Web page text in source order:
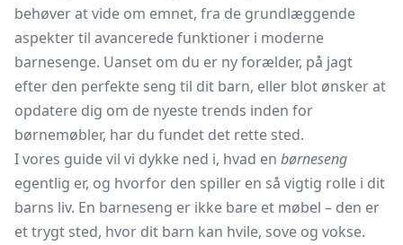
behøver at vide om emnet, fra de grundlæggende
aspekter til avancerede funktioner i moderne
barnesenge. Uanset om du er ny forælder, på jagt
efter den perfekte seng til dit barn, eller blot ønsker at
opdatere dig om de nyeste trends inden for
børnemøbler, har du fundet det rette sted.
I vores guide vil vi dykke ned i, hvad en børneseng
egentlig er, og hvorfor den spiller en så vigtig rolle i dit
barns liv. En barneseng er ikke bare et møbel – den er
et trygt sted, hvor dit barn kan hvile, sove og vokse.